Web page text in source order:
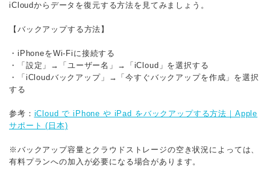
iCloudからデータを復元する方法を見てみましょう。
【バックアップする方法】
・iPhoneをWi-Fiに接続する
・「設定」→「ユーザー名」→「iCloud」を選択する
・「iCloudバックアップ」→「今すぐバックアップを作成」を選択
する
参考： iCloud で iPhone や iPad をバックアップする方法｜Apple
サポート (日本)
※バックアップ容量とクラウドストレージの空き状況によっては、
有料プランへの加入が必要になる場合があります。